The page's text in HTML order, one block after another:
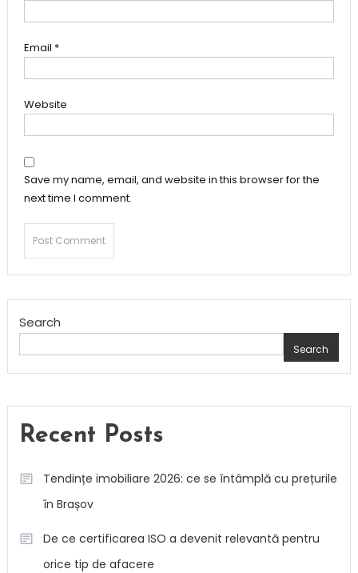
Email *
Website
Save my name, email, and website in this browser for the
next time I comment.
Search
Search
Recent Posts
Tendințe imobiliare 2026: ce se întâmplă cu prețurile
în Brașov
De ce certificarea ISO a devenit relevantă pentru
orice tip de afacere